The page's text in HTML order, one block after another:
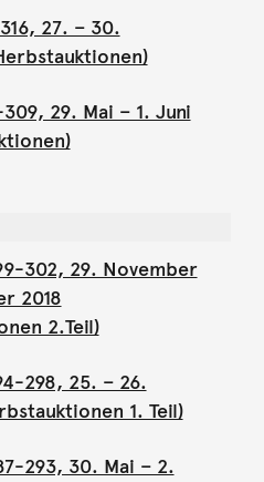
27. – 30.
29. Mai – 1. Juni
302, 29. November
2018
2.Teil)
298, 25. – 26.
1. Teil)
293, 30. Mai – 2.